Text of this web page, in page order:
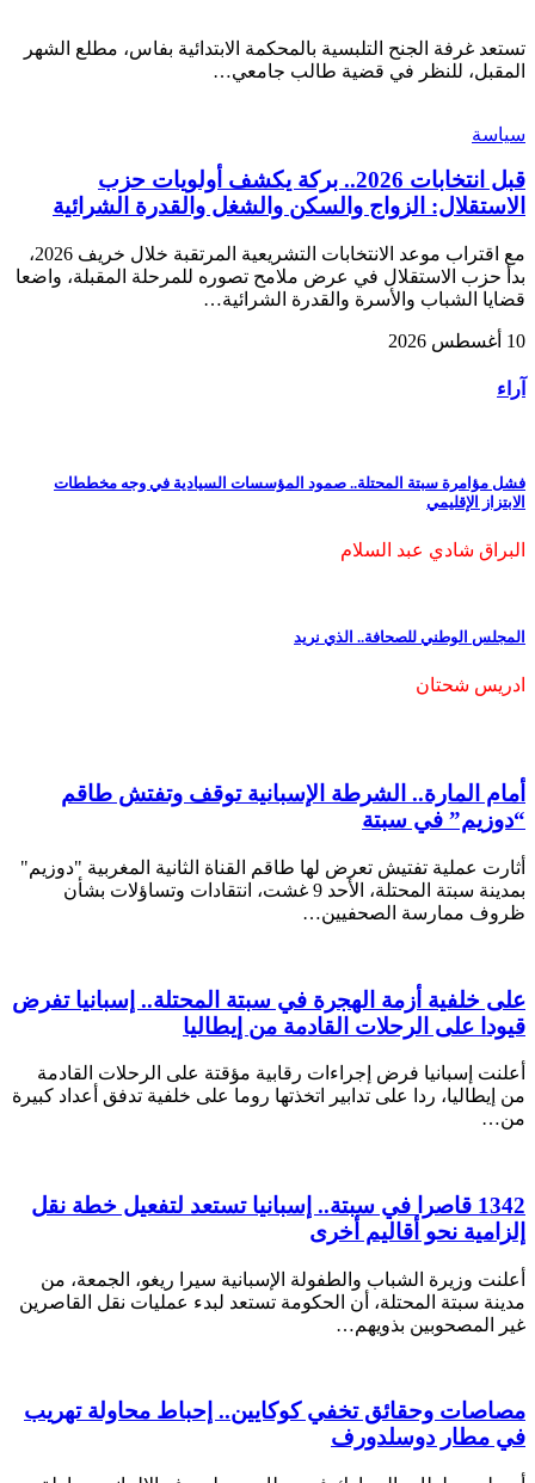
تستعد غرفة الجنح التلبسية بالمحكمة الابتدائية بفاس، مطلع الشهر
المقبل، للنظر في قضية طالب جامعي…
سياسة
قبل انتخابات 2026.. بركة يكشف أولويات حزب
الاستقلال: الزواج والسكن والشغل والقدرة الشرائية
مع اقتراب موعد الانتخابات التشريعية المرتقبة خلال خريف 2026،
بدأ حزب الاستقلال في عرض ملامح تصوره للمرحلة المقبلة، واضعا
قضايا الشباب والأسرة والقدرة الشرائية…
10 أغسطس 2026
آراء
فشل مؤامرة سبتة المحتلة.. صمود المؤسسات السيادية في وجه مخططات
الابتزاز الإقليمي
البراق شادي عبد السلام
المجلس الوطني للصحافة.. الذي نريد
ادريس شحتان
أمام المارة.. الشرطة الإسبانية توقف وتفتش طاقم
“دوزيم” في سبتة
أثارت عملية تفتيش تعرض لها طاقم القناة الثانية المغربية "دوزيم"
بمدينة سبتة المحتلة، الأحد 9 غشت، انتقادات وتساؤلات بشأن
ظروف ممارسة الصحفيين…
على خلفية أزمة الهجرة في سبتة المحتلة.. إسبانيا تفرض
قيودا على الرحلات القادمة من إيطاليا
أعلنت إسبانيا فرض إجراءات رقابية مؤقتة على الرحلات القادمة
من إيطاليا، ردا على تدابير اتخذتها روما على خلفية تدفق أعداد كبيرة
من…
1342 قاصرا في سبتة.. إسبانيا تستعد لتفعيل خطة نقل
إلزامية نحو أقاليم أخرى
أعلنت وزيرة الشباب والطفولة الإسبانية سيرا ريغو، الجمعة، من
مدينة سبتة المحتلة، أن الحكومة تستعد لبدء عمليات نقل القاصرين
غير المصحوبين بذويهم…
مصاصات وحقائق تخفي كوكايين.. إحباط محاولة تهريب
في مطار دوسلدورف